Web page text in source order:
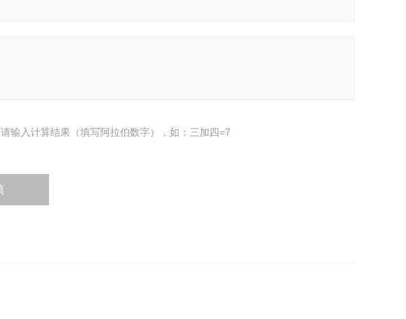
请输入计算结果（填写阿拉伯数字），如：三加四=7